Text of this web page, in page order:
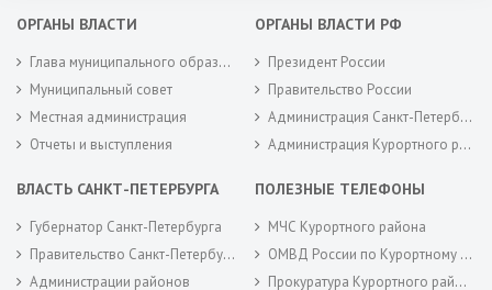
ОРГАНЫ ВЛАСТИ
Глава муниципального образования
Муниципальный совет
Местная администрация
Отчеты и выступления
ОРГАНЫ ВЛАСТИ РФ
Президент России
Правительство России
Администрация Санкт-Петербурга
Администрация Курортного района Санкт-Петербурга
ВЛАСТЬ САНКТ-ПЕТЕРБУРГА
Губернатор Санкт-Петербурга
Правительство Санкт-Петербурга
Администрации районов
ПОЛЕЗНЫЕ ТЕЛЕФОНЫ
МЧС Курортного района
ОМВД России по Курортному району
Прокуратура Курортного района